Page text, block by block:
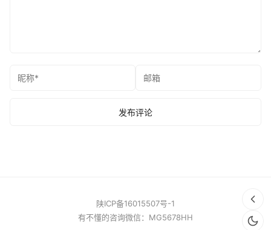
陕ICP备16015507号-1
有不懂的咨询微信：MG5678HH